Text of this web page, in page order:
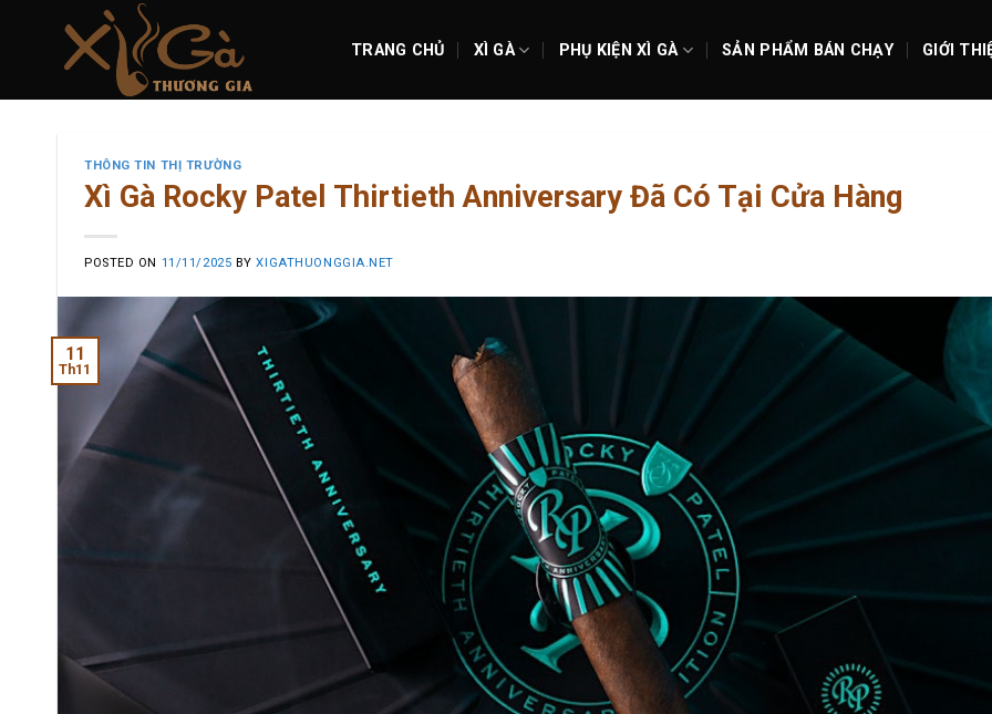
TRANG CHỦ XÌ GÀ PHỤ KIỆN XÌ GÀ SẢN PHẨM BÁN CHẠY GIỚI
THÔNG TIN THỊ TRƯỜNG
Xì Gà Rocky Patel Thirtieth Anniversary Đã Có Tại Cửa Hàng
POSTED ON 11/11/2025 BYXIGATHUONGGIA.NET
11
Th11